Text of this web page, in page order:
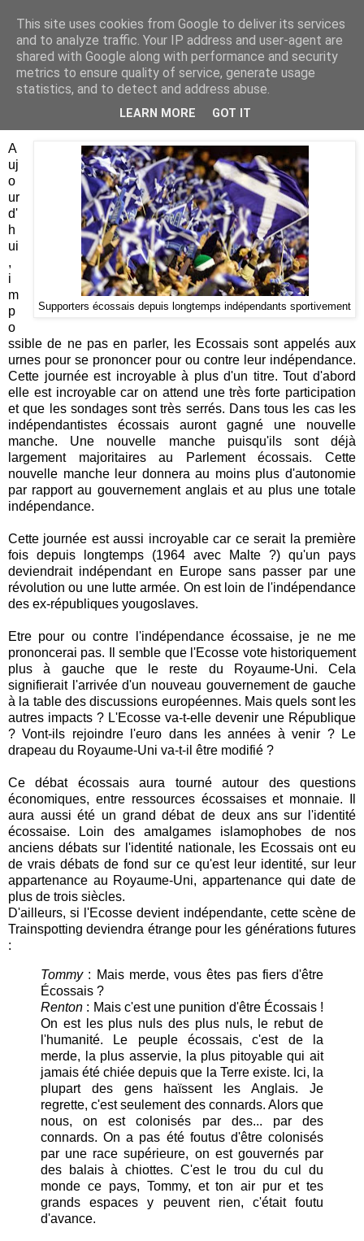
Je pense donc j'écris
jeudi 18 septembre 2014
Should I stay or should I go ?
Supporters écossais depuis longtemps indépendants sportivement
A
uj
o
ur
d'
h
ui
,
i
m
p
o
ssible de ne pas en parler, les Ecossais sont appelés aux
urnes pour se prononcer pour ou contre leur indépendance.
Cette journée est incroyable à plus d'un titre. Tout d'abord
elle est incroyable car on attend une très forte participation
et que les sondages sont très serrés. Dans tous les cas les
indépendantistes écossais auront gagné une nouvelle
manche. Une nouvelle manche puisqu'ils sont déjà
largement majoritaires au Parlement écossais. Cette
nouvelle manche leur donnera au moins plus d'autonomie
par rapport au gouvernement anglais et au plus une totale
indépendance.
Cette journée est aussi incroyable car ce serait la première
fois depuis longtemps (1964 avec Malte ?) qu'un pays
deviendrait indépendant en Europe sans passer par une
révolution ou une lutte armée. On est loin de l'indépendance
des ex-républiques yougoslaves.
Etre pour ou contre l'indépendance écossaise, je ne me
prononcerai pas. Il semble que l'Ecosse vote historiquement
plus à gauche que le reste du Royaume-Uni. Cela
signifierait l'arrivée d'un nouveau gouvernement de gauche
à la table des discussions européennes. Mais quels sont les
autres impacts ? L'Ecosse va-t-elle devenir une République
? Vont-ils rejoindre l'euro dans les années à venir ? Le
drapeau du Royaume-Uni va-t-il être modifié ?
Ce débat écossais aura tourné autour des questions
économiques, entre ressources écossaises et monnaie. Il
aura aussi été un grand débat de deux ans sur l'identité
écossaise. Loin des amalgames islamophobes de nos
anciens débats sur l'identité nationale, les Ecossais ont eu
de vrais débats de fond sur ce qu'est leur identité, sur leur
appartenance au Royaume-Uni, appartenance qui date de
plus de trois siècles.
D'ailleurs, si l'Ecosse devient indépendante, cette scène de
Trainspotting deviendra étrange pour les générations futures
:
Tommy: Mais merde, vous êtes pas fiers d'être
Écossais ?
Renton : Mais c'est une punition d'être Écossais !
On est les plus nuls des plus nuls, le rebut de
l'humanité. Le peuple écossais, c'est de la
merde, la plus asservie, la plus pitoyable qui ait
jamais été chiée depuis que la Terre existe. Ici, la
plupart des gens haïssent les Anglais. Je
regrette, c'est seulement des connards. Alors que
nous, on est colonisés par des... par des
connards. On a pas été foutus d'être colonisés
par une race supérieure, on est gouvernés par
des balais à chiottes. C'est le trou du cul du
monde ce pays, Tommy, et ton air pur et tes
grands espaces y peuvent rien, c'était foutu
d'avance.
This site uses cookies from Google to deliver its services
and to analyze traffic. Your IP address and user-agent are
shared with Google along with performance and security
metrics to ensure quality of service, generate usage
statistics, and to detect and address abuse.
LEARN MORE GOT IT